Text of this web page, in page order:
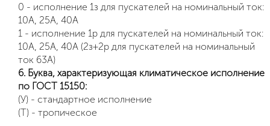
0 - исполнение 1з для пускателей на номинальный ток:
10А, 25А, 40А
1 - исполнение 1р для пускателей на номинальный ток:
10А, 25А, 40А (2з+2р для пускателей на номинальный
ток 63А)
6. Буква, характеризующая климатическое исполнение
по ГОСТ 15150:
(У) - стандартное исполнение
(Т) - тропическое